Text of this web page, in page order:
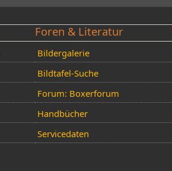
Foren & Literatur
Bildergalerie
Bildtafel-Suche
Forum: Boxerforum
Handbücher
Servicedaten